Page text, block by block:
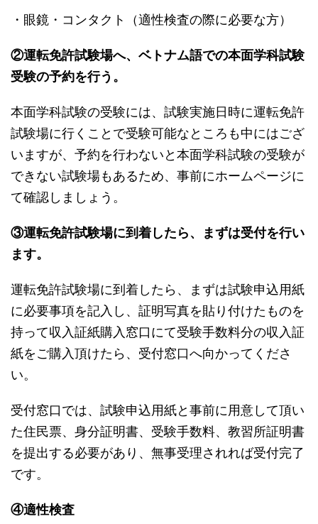
・眼鏡・コンタクト（適性検査の際に必要な方）
②運転免許試験場へ、ベトナム語での本面学科試験
受験の予約を行う。
本面学科試験の受験には、試験実施日時に運転免許
試験場に行くことで受験可能なところも中にはござ
いますが、予約を行わないと本面学科試験の受験が
できない試験場もあるため、事前にホームページに
て確認しましょう。
③運転免許試験場に到着したら、まずは受付を行い
ます。
運転免許試験場に到着したら、まずは試験申込用紙
に必要事項を記入し、証明写真を貼り付けたものを
持って収入証紙購入窓口にて受験手数料分の収入証
紙をご購入頂けたら、受付窓口へ向かってくださ
い。
受付窓口では、試験申込用紙と事前に用意して頂い
た住民票、身分証明書、受験手数料、教習所証明書
を提出する必要があり、無事受理されれば受付完了
です。
④適性検査